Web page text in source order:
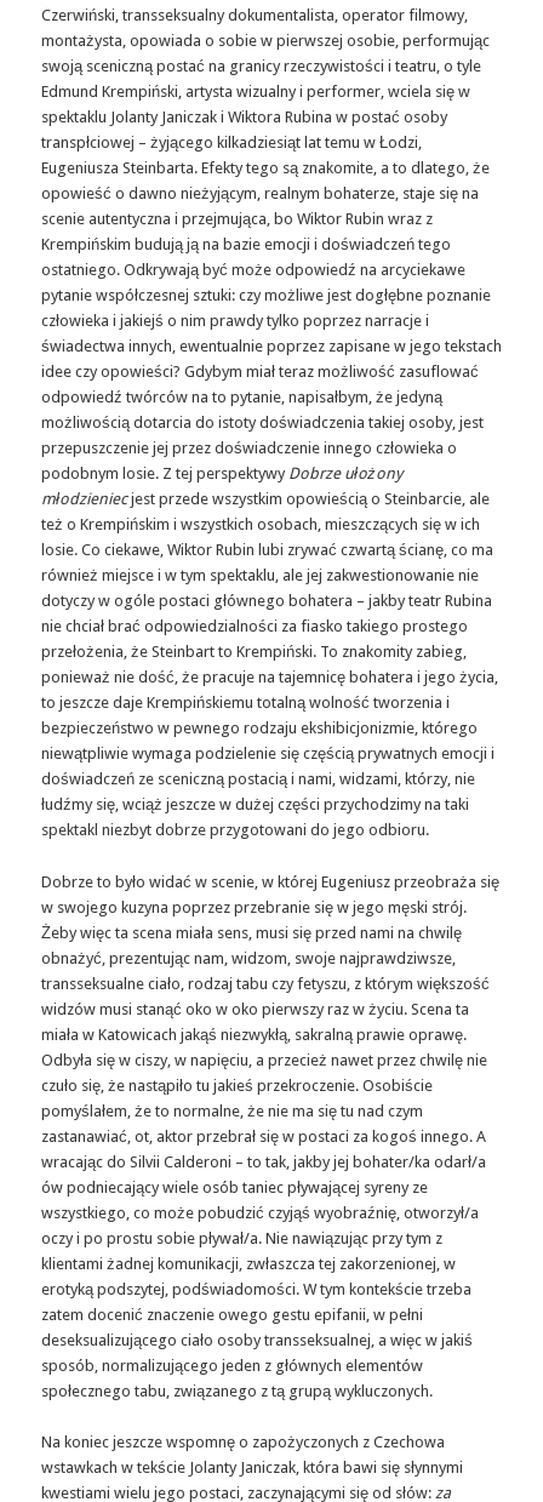
Czerwiński, transseksualny dokumentalista, operator filmowy,
montażysta, opowiada o sobie w pierwszej osobie, performując
swoją sceniczną postać na granicy rzeczywistości i teatru, o tyle
Edmund Krempiński, artysta wizualny i performer, wciela się w
spektaklu Jolanty Janiczak i Wiktora Rubina w postać osoby
transpłciowej – żyjącego kilkadziesiąt lat temu w Łodzi,
Eugeniusza Steinbarta. Efekty tego są znakomite, a to dlatego, że
opowieść o dawno nieżyjącym, realnym bohaterze, staje się na
scenie autentyczna i przejmująca, bo Wiktor Rubin wraz z
Krempińskim budują ją na bazie emocji i doświadczeń tego
ostatniego. Odkrywają być może odpowiedź na arcyciekawe
pytanie współczesnej sztuki: czy możliwe jest dogłębne poznanie
człowieka i jakiejś o nim prawdy tylko poprzez narracje i
świadectwa innych, ewentualnie poprzez zapisane w jego tekstach
idee czy opowieści? Gdybym miał teraz możliwość zasuflować
odpowiedź twórców na to pytanie, napisałbym, że jedyną
możliwością dotarcia do istoty doświadczenia takiej osoby, jest
przepuszczenie jej przez doświadczenie innego człowieka o
podobnym losie. Z tej perspektywy Dobrze ułożony
młodzieniecjest przede wszystkim opowieścią o Steinbarcie, ale
też o Krempińskim i wszystkich osobach, mieszczących się w ich
losie. Co ciekawe, Wiktor Rubin lubi zrywać czwartą ścianę, co ma
również miejsce i w tym spektaklu, ale jej zakwestionowanie nie
dotyczy w ogóle postaci głównego bohatera – jakby teatr Rubina
nie chciał brać odpowiedzialności za fiasko takiego prostego
przełożenia, że Steinbart to Krempiński. To znakomity zabieg,
ponieważ nie dość, że pracuje na tajemnicę bohatera i jego życia,
to jeszcze daje Krempińskiemu totalną wolność tworzenia i
bezpieczeństwo w pewnego rodzaju ekshibicjonizmie, którego
niewątpliwie wymaga podzielenie się częścią prywatnych emocji i
doświadczeń ze sceniczną postacią i nami, widzami, którzy, nie
łudźmy się, wciąż jeszcze w dużej części przychodzimy na taki
spektakl niezbyt dobrze przygotowani do jego odbioru.
Dobrze to było widać w scenie, w której Eugeniusz przeobraża się
w swojego kuzyna poprzez przebranie się w jego męski strój.
Żeby więc ta scena miała sens, musi się przed nami na chwilę
obnażyć, prezentując nam, widzom, swoje najprawdziwsze,
transseksualne ciało, rodzaj tabu czy fetyszu, z którym większość
widzów musi stanąć oko w oko pierwszy raz w życiu. Scena ta
miała w Katowicach jakąś niezwykłą, sakralną prawie oprawę.
Odbyła się w ciszy, w napięciu, a przecież nawet przez chwilę nie
czuło się, że nastąpiło tu jakieś przekroczenie. Osobiście
pomyślałem, że to normalne, że nie ma się tu nad czym
zastanawiać, ot, aktor przebrał się w postaci za kogoś innego. A
wracając do Silvii Calderoni – to tak, jakby jej bohater/ka odarł/a
ów podniecający wiele osób taniec pływającej syreny ze
wszystkiego, co może pobudzić czyjąś wyobraźnię, otworzył/a
oczy i po prostu sobie pływał/a. Nie nawiązując przy tym z
klientami żadnej komunikacji, zwłaszcza tej zakorzenionej, w
erotyką podszytej, podświadomości. W tym kontekście trzeba
zatem docenić znaczenie owego gestu epifanii, w pełni
deseksualizującego ciało osoby transseksualnej, a więc w jakiś
sposób, normalizującego jeden z głównych elementów
społecznego tabu, związanego z tą grupą wykluczonych.
Na koniec jeszcze wspomnę o zapożyczonych z Czechowa
wstawkach w tekście Jolanty Janiczak, która bawi się słynnymi
kwestiami wielu jego postaci, zaczynającymi się od słów: za